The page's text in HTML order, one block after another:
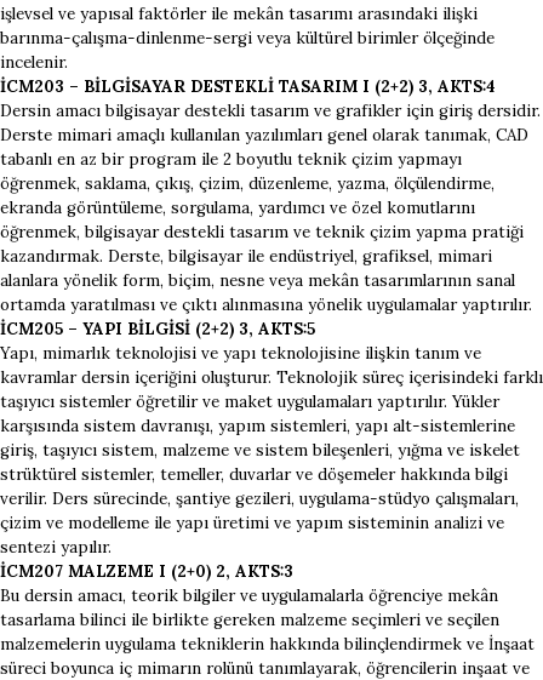
işlevsel ve yapısal faktörler ile mekân tasarımı arasındaki ilişki
barınma-çalışma-dinlenme-sergi veya kültürel birimler ölçeğinde
incelenir.
İCM203 – BİLGİSAYAR DESTEKLİ TASARIM I (2+2) 3, AKTS:4
Dersin amacı bilgisayar destekli tasarım ve grafikler için giriş dersidir.
Derste mimari amaçlı kullanılan yazılımları genel olarak tanımak, CAD
tabanlı en az bir program ile 2 boyutlu teknik çizim yapmayı
öğrenmek, saklama, çıkış, çizim, düzenleme, yazma, ölçülendirme,
ekranda görüntüleme, sorgulama, yardımcı ve özel komutlarını
öğrenmek, bilgisayar destekli tasarım ve teknik çizim yapma pratiği
kazandırmak. Derste, bilgisayar ile endüstriyel, grafiksel, mimari
alanlara yönelik form, biçim, nesne veya mekân tasarımlarının sanal
ortamda yaratılması ve çıktı alınmasına yönelik uygulamalar yaptırılır.
İCM205 – YAPI BİLGİSİ (2+2) 3, AKTS:5
Yapı, mimarlık teknolojisi ve yapı teknolojisine ilişkin tanım ve
kavramlar dersin içeriğini oluşturur. Teknolojik süreç içerisindeki farklı
taşıyıcı sistemler öğretilir ve maket uygulamaları yaptırılır. Yükler
karşısında sistem davranışı, yapım sistemleri, yapı alt-sistemlerine
giriş, taşıyıcı sistem, malzeme ve sistem bileşenleri, yığma ve iskelet
strüktürel sistemler, temeller, duvarlar ve döşemeler hakkında bilgi
verilir. Ders sürecinde, şantiye gezileri, uygulama-stüdyo çalışmaları,
çizim ve modelleme ile yapı üretimi ve yapım sisteminin analizi ve
sentezi yapılır.
İCM207 MALZEME I (2+0) 2, AKTS:3
Bu dersin amacı, teorik bilgiler ve uygulamalarla öğrenciye mekân
tasarlama bilinci ile birlikte gereken malzeme seçimleri ve seçilen
malzemelerin uygulama tekniklerin hakkında bilinçlendirmek ve İnşaat
süreci boyunca iç mimarın rolünü tanımlayarak, öğrencilerin inşaat ve